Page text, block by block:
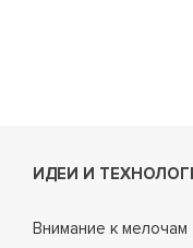
ИДЕИ И
Внимание к мелочам